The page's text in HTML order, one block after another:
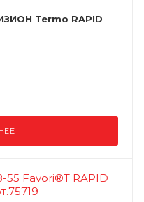
Termo RAPID